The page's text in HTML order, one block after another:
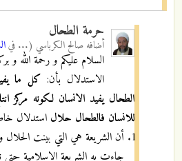
حرمة الطحال
أضافه صالح الكرباسي (... في
السلام عليكم و رحمة الله و
الاستدلال بأن: كل ما
الطحال يفيد الانسان لكونه مركز
للانسان فالطحال حلال استدلال
أن الشريعة هي التي بينت الحلال و
جاءت به الشريعة الاسلامية